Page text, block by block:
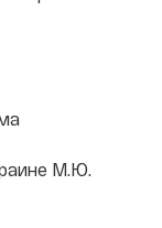
М.Ю.